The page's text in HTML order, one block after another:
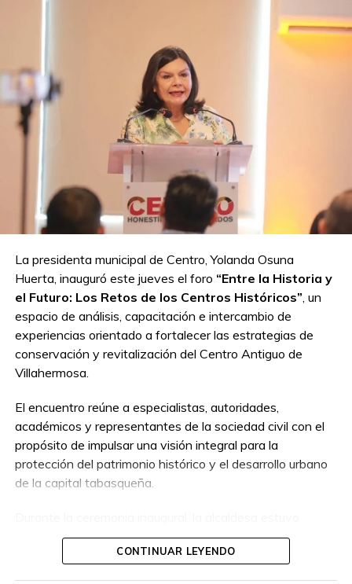
La presidenta municipal de Centro, Yolanda Osuna
Huerta, inauguró este jueves el foro “Entre la Historia y
el Futuro: Los Retos de los Centros Históricos”, un
espacio de análisis, capacitación e intercambio de
experiencias orientado a fortalecer las estrategias de
conservación y revitalización del Centro Antiguo de
Villahermosa.
El encuentro reúne a especialistas, autoridades,
académicos y representantes de la sociedad civil con el
propósito de impulsar una visión integral para la
protección del patrimonio histórico y el desarrollo urbano
de la capital tabasqueña.
acompañada por Manuel Ignacio Ruz Vargas,
vicepresidente regional del Consejo Internacional de
CONTINUAR LEYENDO